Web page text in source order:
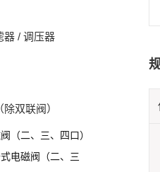
器 / 调压器
双联阀）
（二、三、四口）
电磁阀（二、三